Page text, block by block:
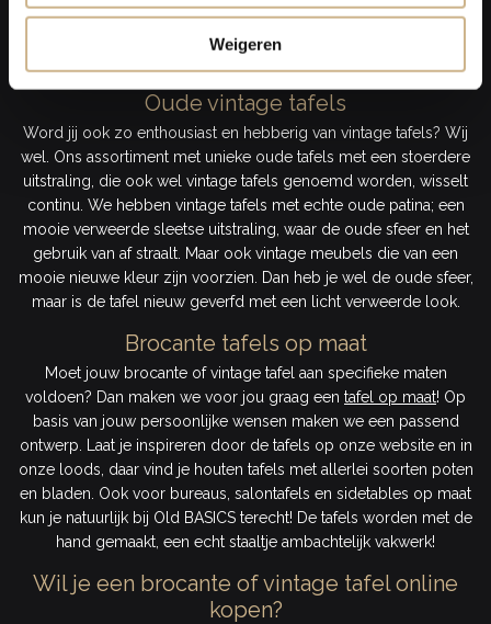
Weigeren
ook een stoere en meer industriële stroming. Onder dit ‘
’ vallen strakkere meubels en ook metalen
Oude vintage tafels
Word jij ook zo enthousiast en hebberig van vintage tafels? Wij
wel. Ons assortiment met unieke oude tafels met een stoerdere
uitstraling, die ook wel vintage tafels genoemd worden, wisselt
continu. We hebben vintage tafels met echte oude patina; een
mooie verweerde sleetse uitstraling, waar de oude sfeer en het
gebruik van af straalt. Maar ook vintage meubels die van een
mooie nieuwe kleur zijn voorzien. Dan heb je wel de oude sfeer,
maar is de tafel nieuw geverfd met een licht verweerde look.
Brocante tafels op maat
Moet jouw brocante of vintage tafel aan specifieke maten
voldoen? Dan maken we voor jou graag een tafel op maat! Op
basis van jouw persoonlijke wensen maken we een passend
ontwerp. Laat je inspireren door de tafels op onze website en in
onze loods, daar vind je houten tafels met allerlei soorten poten
en bladen. Ook voor bureaus, salontafels en sidetables op maat
kun je natuurlijk bij Old BASICS terecht! De tafels worden met de
hand gemaakt, een echt staaltje ambachtelijk vakwerk!
Wil je een brocante of vintage tafel online
kopen?